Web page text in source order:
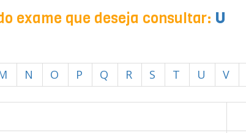
exame que deseja consultar: U
N O P Q R S T U V